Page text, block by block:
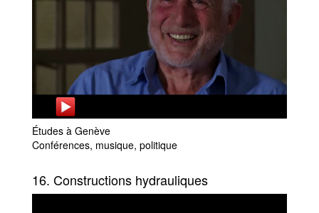
Études à Genève
Conférences, musique, politique
16. Constructions hydrauliques